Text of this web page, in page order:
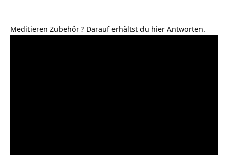
Meditieren Zubehör? Darauf erhältst du hier Antworten.